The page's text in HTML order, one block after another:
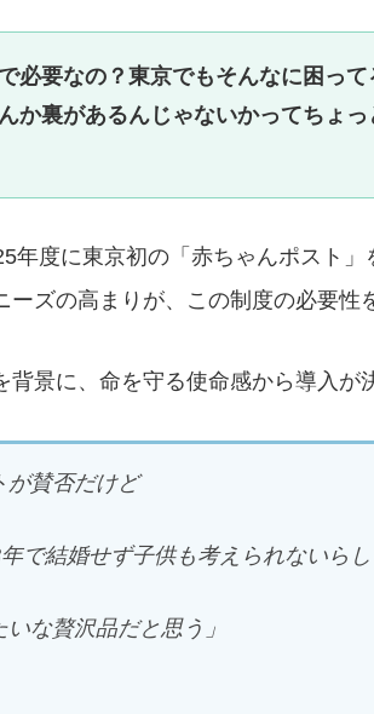
必要なの？東京でもそんなに困って
か裏があるんじゃないかってちょっ
年度に東京初の「赤ちゃんポスト」
ーズの高まりが、この制度の必要性
背景に、命を守る使命感から導入が
が賛否だけど
で結婚せず子供も考えられないら
な贅沢品だと思う」